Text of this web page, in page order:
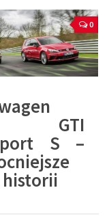
0
GTI
S –
historii